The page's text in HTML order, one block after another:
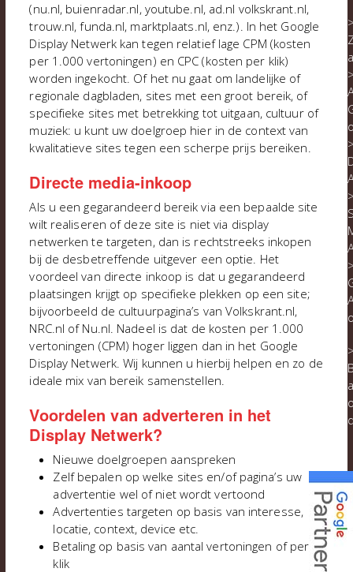
(nu.nl, buienradar.nl, youtube.nl, ad.nl volkskrant.nl,
trouw.nl, funda.nl, marktplaats.nl, enz.). In het Google
Display Netwerk kan tegen relatief lage CPM (kosten
per 1.000 vertoningen) en CPC (kosten per klik)
worden ingekocht. Of het nu gaat om landelijke of
regionale dagbladen, sites met een groot bereik, of
specifieke sites met betrekking tot uitgaan, cultuur of
muziek: u kunt uw doelgroep hier in de context van
kwalitatieve sites tegen een scherpe prijs bereiken.
Directe media-inkoop
Als u een gegarandeerd bereik via een bepaalde site
wilt realiseren of deze site is niet via display
netwerken te targeten, dan is rechtstreeks inkopen
bij de desbetreffende uitgever een optie. Het
voordeel van directe inkoop is dat u gegarandeerd
plaatsingen krijgt op specifieke plekken op een site;
bijvoorbeeld de cultuurpagina’s van Volkskrant.nl,
NRC.nl of Nu.nl. Nadeel is dat de kosten per 1.000
vertoningen (CPM) hoger liggen dan in het Google
Display Netwerk. Wij kunnen u hierbij helpen en zo de
ideale mix van bereik samenstellen.
Voordelen van adverteren in het
Display Netwerk?
Nieuwe doelgroepen aanspreken
Zelf bepalen op welke sites en/of pagina’s uw
advertentie wel of niet wordt vertoond
Advertenties targeten op basis van interesse,
locatie, context, device etc.
Betaling op basis van aantal vertoningen of per
klik